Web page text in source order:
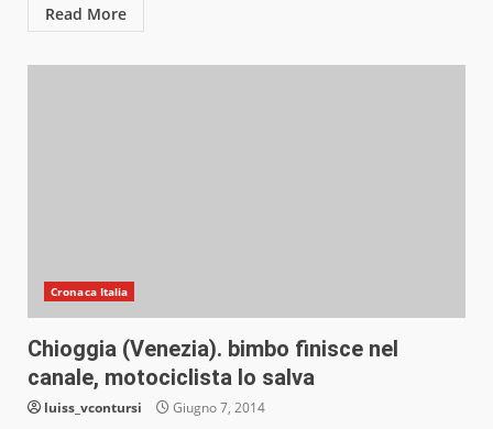
Read More
Cronaca Italia
Chioggia (Venezia). bimbo finisce nel
canale, motociclista lo salva
luiss_vcontursi Giugno 7, 2014